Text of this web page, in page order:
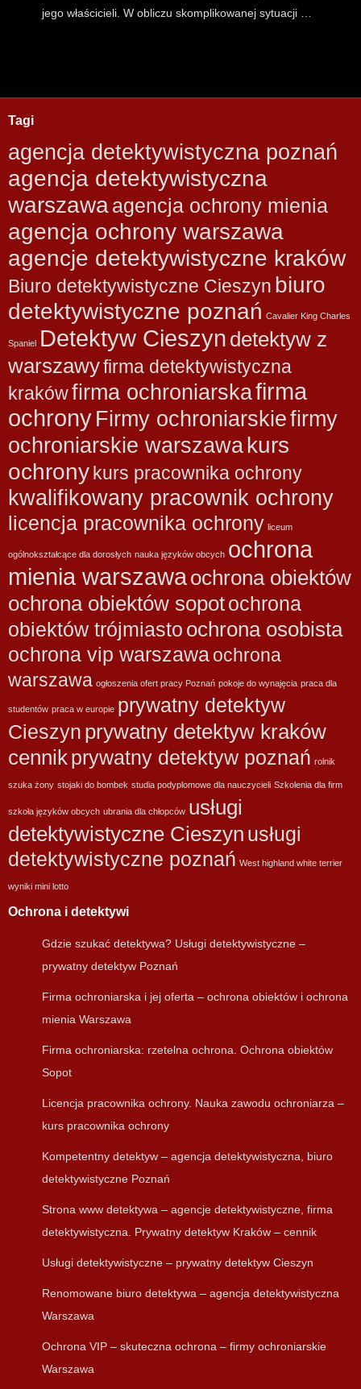
jego właścicieli. W obliczu skomplikowanej sytuacji …
Tagi
agencja detektywistyczna poznań
agencja detektywistyczna
warszawaagencja ochrony mienia
agencja ochrony warszawa
agencje detektywistyczne kraków
Biuro detektywistyczne Cieszyn biuro
detektywistyczne poznań Cavalier King Charles
Spaniel Detektyw Cieszyn detektyw z
warszawyfirma detektywistyczna
krakówfirma ochroniarskafirma
ochrony Firmy ochroniarskiefirmy
ochroniarskie warszawakurs
ochronykurs pracownika ochrony
kwalifikowany pracownik ochrony
licencja pracownika ochrony liceum
ogólnokształcące dla dorosłych nauka języków obcych ochrona
mienia warszawaochrona obiektów
ochrona obiektów sopotochrona
obiektów trójmiasto ochrona osobista
ochrona vip warszawaochrona
warszawa ogłoszenia ofert pracy Poznań pokoje do wynajęcia praca dla
studentów praca w europie prywatny detektyw
Cieszyn prywatny detektyw kraków
cennikprywatny detektyw poznań rolnik
szuka żony stojaki do bombek studia podyplomowe dla nauczycieli Szkolenia dla firm
szkoła języków obcych ubrania dla chłopców usługi
detektywistyczne Cieszyn usługi
detektywistyczne poznań West highland white terrier
wyniki mini lotto
Ochrona i detektywi
Gdzie szukać detektywa? Usługi detektywistyczne –
prywatny detektyw Poznań
Firma ochroniarska i jej oferta – ochrona obiektów i ochrona
mienia Warszawa
Firma ochroniarska: rzetelna ochrona. Ochrona obiektów
Sopot
Licencja pracownika ochrony. Nauka zawodu ochroniarza –
kurs pracownika ochrony
Kompetentny detektyw – agencja detektywistyczna, biuro
detektywistyczne Poznań
Strona www detektywa – agencje detektywistyczne, firma
detektywistyczna. Prywatny detektyw Kraków – cennik
Usługi detektywistyczne – prywatny detektyw Cieszyn
Renomowane biuro detektywa – agencja detektywistyczna
Warszawa
Ochrona VIP – skuteczna ochrona – firmy ochroniarskie
Warszawa